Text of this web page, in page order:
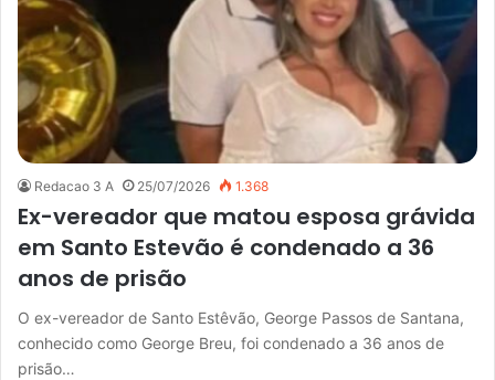
Redacao 3 A 25/07/2026 1.368
Ex-vereador que matou esposa grávida
em Santo Estevão é condenado a 36
anos de prisão
O ex-vereador de Santo Estêvão, George Passos de Santana,
conhecido como George Breu, foi condenado a 36 anos de
prisão…